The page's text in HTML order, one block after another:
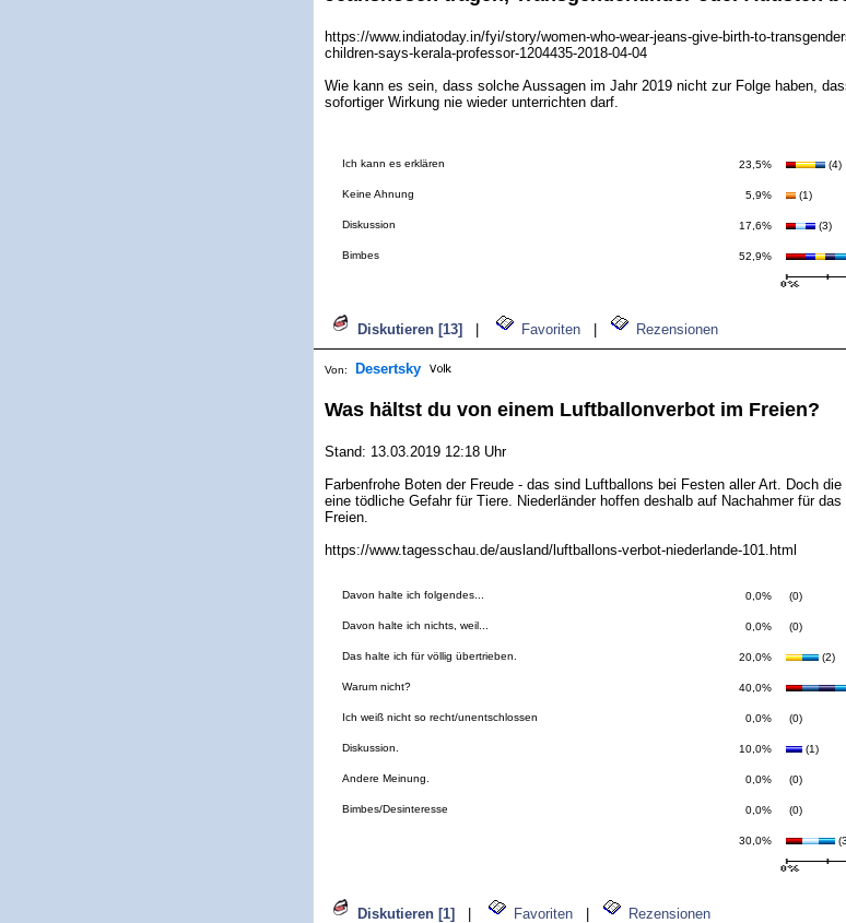
https://www.indiatoday.in/fyi/story/women-who-wear-jeans-give-birth-to-
children-says-kerala-professor-1204435-2018-04-04
Wie kann es sein, dass solche Aussagen im Jahr 2019 nicht zur Folge haben,
sofortiger Wirkung nie wieder unterrichten darf.
Ich kann es erklären 23,5% (4)
Keine Ahnung 5,9% (1)
Diskussion 17,6% (3)
Bimbes 52,9%
Diskutieren [13] Favoriten Rezensionen
Von: Desertsky
Was hältst du von einem Luftballonverbot im Freien?
Stand: 13.03.2019 12:18 Uhr
Farbenfrohe Boten der Freude - das sind Luftballons bei Festen aller Art. Doch die
eine tödliche Gefahr für Tiere. Niederländer hoffen deshalb auf Nachahmer für
Freien.
https://www.tagesschau.de/ausland/luftballons-verbot-niederlande-101.html
Davon halte ich folgendes... 0,0% (0)
Davon halte ich nichts, weil... 0,0% (0)
Das halte ich für völlig übertrieben. 20,0% (2)
Warum nicht? 40,0%
Ich weiß nicht so recht/unentschlossen 0,0% (0)
Diskussion. 10,0% (1)
Andere Meinung. 0,0% (0)
Bimbes/Desinteresse 0,0% (0)
30,0%
Diskutieren [1] Favoriten Rezensionen